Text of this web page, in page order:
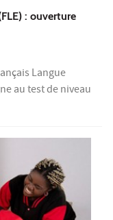
: ouverture
Langue
au test de niveau